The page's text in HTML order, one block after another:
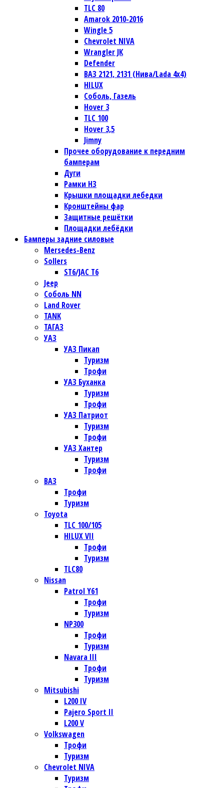
TLC 80
Amarok 2010-2016
Wingle 5
Chevrolet NIVA
Wrangler JК
Defender
ВАЗ 2121, 2131 (Нива/Lada 4х4)
HILUX
Соболь, Газель
Hover 3
TLC 100
Hover 3,5
Jimny
Прочее оборудование к передним
бамперам
Дуги
Рамки НЗ
Крышки площадки лебедки
Кронштейны фар
Защитные решётки
Площадки лебёдки
Бамперы задние силовые
Mersedes-Benz
Sollers
ST6/JAC T6
Jeep
Соболь NN
Land Rover
TANK
ТАГАЗ
УАЗ
УАЗ Пикап
Туризм
Трофи
УАЗ Буханка
Туризм
Трофи
УАЗ Патриот
Туризм
Трофи
УАЗ Хантер
Туризм
Трофи
ВАЗ
Трофи
Туризм
Toyota
TLC 100/105
HILUX VII
Трофи
Туризм
TLC80
Nissan
Patrol Y61
Трофи
Туризм
NP300
Трофи
Туризм
Navara III
Трофи
Туризм
Mitsubishi
L200 IV
Pajero Sport II
L200 V
Volkswagen
Трофи
Туризм
Chevrolet NIVA
Туризм